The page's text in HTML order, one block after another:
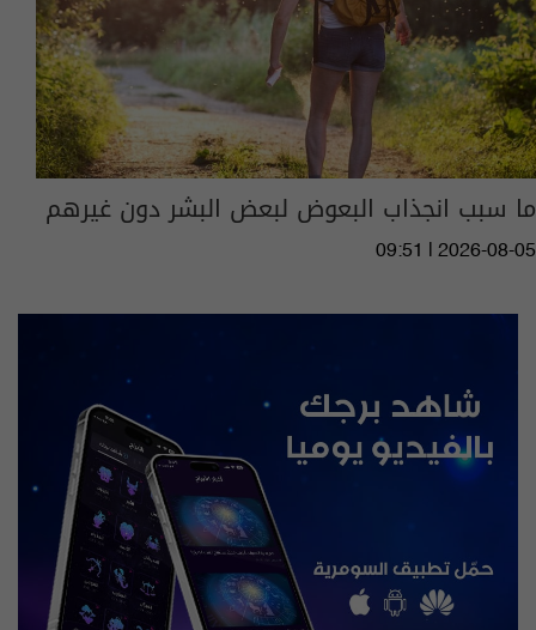
ما سبب انجذاب البعوض لبعض البشر دون غيرهم
09:51 | 2026-08-05